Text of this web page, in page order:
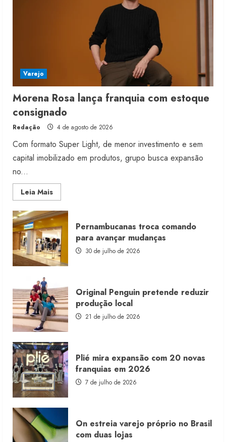
4 de agosto de 2026
Varejo
Morena Rosa lança franquia com estoque
consignado
Redação 4 de agosto de 2026
Com formato Super Light, de menor investimento e sem
capital imobilizado em produtos, grupo busca expansão
no...
Leia MaisRead
more
Morena
Rosa
lança
franquia
com
estoque
consignado
Pernambucanas troca comando
para avançar mudanças
30 de julho de 2026
Original Penguin pretende reduzir
produção local
21 de julho de 2026
Plié mira expansão com 20 novas
franquias em 2026
7 de julho de 2026
On estreia varejo próprio no Brasil
com duas lojas